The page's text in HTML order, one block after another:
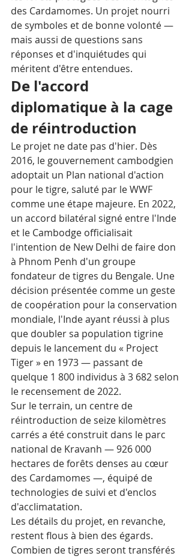
des Cardamomes. Un projet nourri
de symboles et de bonne volonté —
mais aussi de questions sans
réponses et d'inquiétudes qui
méritent d'être entendues.
De l'accord
diplomatique à la cage
de réintroduction
Le projet ne date pas d'hier. Dès
2016, le gouvernement cambodgien
adoptait un Plan national d'action
pour le tigre, saluté par le WWF
comme une étape majeure. En 2022,
un accord bilatéral signé entre l'Inde
et le Cambodge officialisait
l'intention de New Delhi de faire don
à Phnom Penh d'un groupe
fondateur de tigres du Bengale. Une
décision présentée comme un geste
de coopération pour la conservation
mondiale, l'Inde ayant réussi à plus
que doubler sa population tigrine
depuis le lancement du « Project
Tiger » en 1973 — passant de
quelque 1 800 individus à 3 682 selon
le recensement de 2022.
Sur le terrain, un centre de
réintroduction de seize kilomètres
carrés a été construit dans le parc
national de Kravanh — 926 000
hectares de forêts denses au cœur
des Cardamomes —, équipé de
technologies de suivi et d'enclos
d'acclimatation.
Les détails du projet, en revanche,
restent flous à bien des égards.
Combien de tigres seront transférés